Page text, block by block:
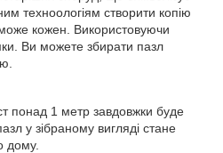
техноологіям створити копію
кожен. Використовуючи
Ви можете збирати пазл
понад 1 метр завдовжки буде
у зібраному вигляді стане
дому.